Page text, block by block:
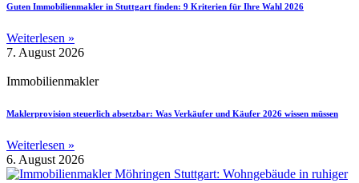
Guten Immobilienmakler in Stuttgart finden: 9 Kriterien für Ihre Wahl 2026
Weiterlesen »
7. August 2026
Immobilienmakler
Maklerprovision steuerlich absetzbar: Was Verkäufer und Käufer 2026 wissen müssen
Weiterlesen »
6. August 2026